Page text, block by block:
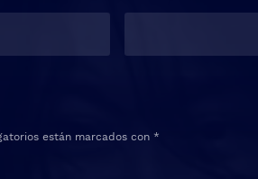
están marcados con *